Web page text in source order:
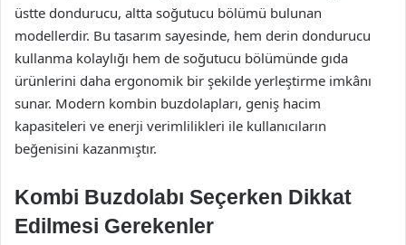
üstte dondurucu, altta soğutucu bölümü bulunan
modellerdir. Bu tasarım sayesinde, hem derin dondurucu
kullanma kolaylığı hem de soğutucu bölümünde gıda
ürünlerini daha ergonomik bir şekilde yerleştirme imkânı
sunar. Modern kombin buzdolapları, geniş hacim
kapasiteleri ve enerji verimlilikleri ile kullanıcıların
beğenisini kazanmıştır.
Kombi Buzdolabı Seçerken Dikkat
Edilmesi Gerekenler